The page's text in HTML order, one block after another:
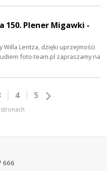
150. Plener Migawki -
Lentza, dzięki uprzejmości
foto-team.pl zapraszamy na
4 5
666